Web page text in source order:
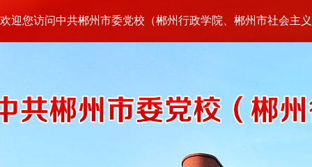
欢迎您访问中共郴州市委党校（郴州行政学院、郴州市社会主